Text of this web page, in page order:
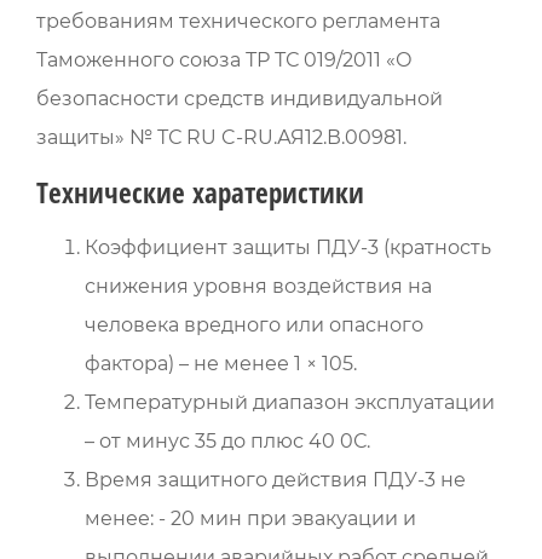
требованиям технического регламента
Таможенного союза ТР ТС 019/2011 «О
безопасности средств индивидуальной
защиты» № ТС RU C-RU.АЯ12.В.00981.
Технические харатеристики
Коэффициент защиты ПДУ-3 (кратность
снижения уровня воздействия на
человека вредного или опасного
фактора) – не менее 1 × 105.
Температурный диапазон эксплуатации
– от минус 35 до плюс 40 0С.
Время защитного действия ПДУ-3 не
менее: - 20 мин при эвакуации и